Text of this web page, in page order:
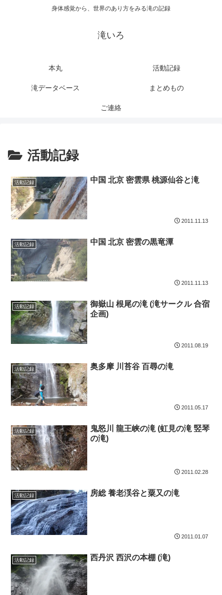
身体感覚から、世界のあり方をみる滝の記録
滝いろ
本丸 活動記録
滝データベース まとめもの
ご連絡
活動記録
活動記録 中国 北京 密雲県 桃源仙谷と滝
2011.11.13
活動記録 中国 北京 密雲の黒竜潭
2011.11.13
活動記録
御嶽山 根尾の滝 (滝サークル 合宿
企画)
2011.08.19
活動記録 奥多摩 川苔谷 百尋の滝
2011.05.17
活動記録
鬼怒川 龍王峡の滝 (虹見の滝 竪琴
の滝)
2011.02.28
活動記録 房総 養老渓谷と粟又の滝
2011.01.07
活動記録 西丹沢 西沢の本棚 (滝)